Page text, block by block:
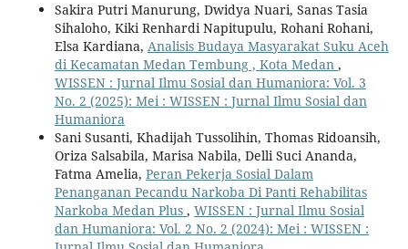
Sakira Putri Manurung, Dwidya Nuari, Sanas Tasia
Sihaloho, Kiki Renhardi Napitupulu, Rohani Rohani,
Elsa Kardiana, Analisis Budaya Masyarakat Suku Aceh
di Kecamatan Medan Tembung , Kota Medan ,
WISSEN : Jurnal Ilmu Sosial dan Humaniora: Vol. 3
No. 2 (2025): Mei : WISSEN : Jurnal Ilmu Sosial dan
Humaniora
Sani Susanti, Khadijah Tussolihin, Thomas Ridoansih,
Oriza Salsabila, Marisa Nabila, Delli Suci Ananda,
Fatma Amelia, Peran Pekerja Sosial Dalam
Penanganan Pecandu Narkoba Di Panti Rehabilitas
Narkoba Medan Plus , WISSEN : Jurnal Ilmu Sosial
dan Humaniora: Vol. 2 No. 2 (2024): Mei : WISSEN :